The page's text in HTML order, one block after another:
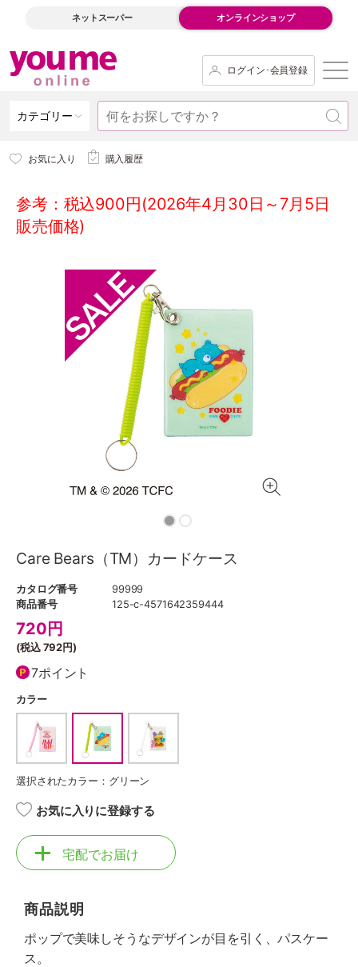
ネットスーパー オンラインショップ
ログイン･会員登録
カテゴリー
お気に入り 購入履歴
参考：税込900円(2026年4月30日～7月5日
販売価格)
Care Bears（TM）カードケース
カタログ番号
99999
商品番号
125-c-4571642359444
720 円
(税込792円)
7ポイント
カラー
選択されたカラー：グリーン
お気に入りに登録する
宅配でお届け
商品説明
ポップで美味しそうなデザインが目を引く、パスケー
ス。